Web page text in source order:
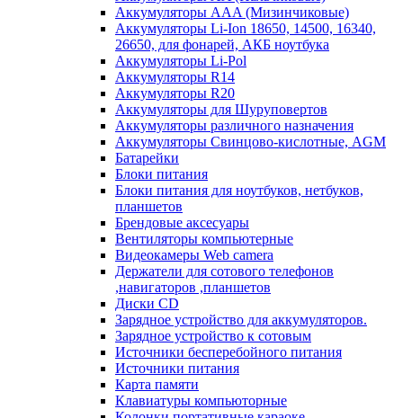
Аккумуляторы AAA (Мизинчиковые)
Аккумуляторы Li-Ion 18650, 14500, 16340,
26650, для фонарей, АКБ ноутбука
Аккумуляторы Li-Pol
Аккумуляторы R14
Аккумуляторы R20
Аккумуляторы для Шуруповертов
Аккумуляторы различного назначения
Аккумуляторы Свинцово-кислотные, AGM
Батарейки
Блоки питания
Блоки питания для ноутбуков, нетбуков,
планшетов
Брендовые аксесуары
Вентиляторы компьютерные
Видеокамеры Web camera
Держатели для сотового телефонов
,навигаторов ,планшетов
Диски CD
Зарядное устройство для аккумуляторов.
Зарядное устройство к сотовым
Источники бесперебойного питания
Источники питания
Карта памяти
Клавиатуры компьюторные